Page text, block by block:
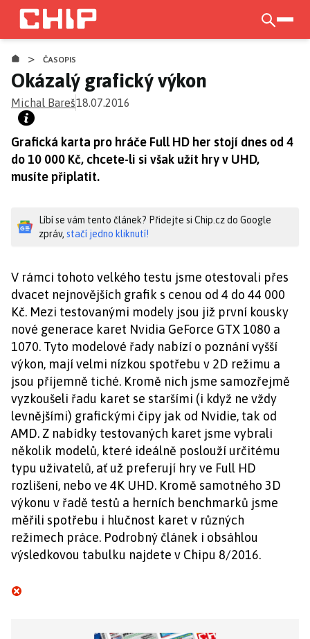
Přejít
hlavnímu
obsahu
> ČASOPIS
Okázalý grafický výkon
Michal Bareš18.07.2016
Grafická karta pro hráče Full HD her stojí dnes od 4
do 10 000 Kč, chcete-li si však užít hry v UHD,
musíte připlatit.
Líbí se vám tento článek? Přidejte si Chip.cz do Google
zpráv, stačí jedno kliknutí!
V rámci tohoto velkého testu jsme otestovali přes
dvacet nejnovějších grafik s cenou od 4 do 44 000
Kč. Mezi testovanými modely jsou již první kousky
nové generace karet Nvidia GeForce GTX 1080 a
1070. Tyto modelové řady nabízí o poznání vyšší
výkon, mají velmi nízkou spotřebu v 2D režimu a
jsou příjemně tiché. Kromě nich jsme samozřejmě
vyzkoušeli řadu karet se staršími (i když ne vždy
levnějšími) grafickými čipy jak od Nvidie, tak od
AMD. Z nabídky testovaných karet jsme vybrali
několik modelů, které ideálně poslouží určitému
typu uživatelů, ať už preferují hry ve Full HD
rozlišení, nebo ve 4K UHD. Kromě samotného 3D
výkonu v řadě testů a herních benchmarků jsme
měřili spotřebu i hlučnost karet v různých
režimech práce. Podrobný článek i obsáhlou
výsledkovou tabulku najdete v Chipu 8/2016.